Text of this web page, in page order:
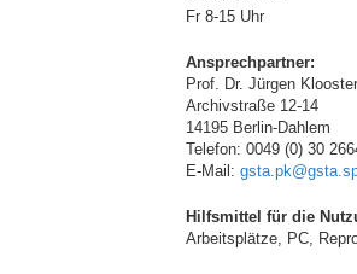
Fr 8-15 Uhr
Ansprechpartner:
Prof. Dr. Jürgen
Archivstraße 12-14
14195 Berlin-Dahlem
Telefon: 0049 (0) 30
E-Mail:
Hilfsmittel für die
Arbeitsplätze, PC,